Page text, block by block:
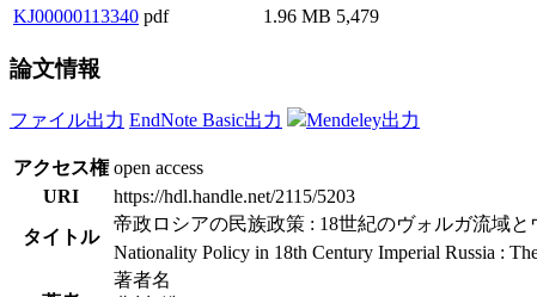
KJ00000113340 pdf 1.96 MB 5,479
論文情報
ファイル出力 EndNote Basic出力 Mendeley出力
アクセス権 open access
URI
https://hdl.handle.net/2115/5203
タイトル
帝政ロシアの民族政策 : 18世紀のヴォルガ流域と
Nationality Policy in 18th Century Imperial Russia :
著者名